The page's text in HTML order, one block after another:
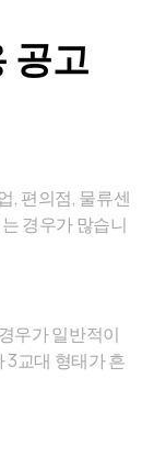
공고
, 편의점, 물류센
경우가 많습니
우가 일반적이
3교대 형태가 흔